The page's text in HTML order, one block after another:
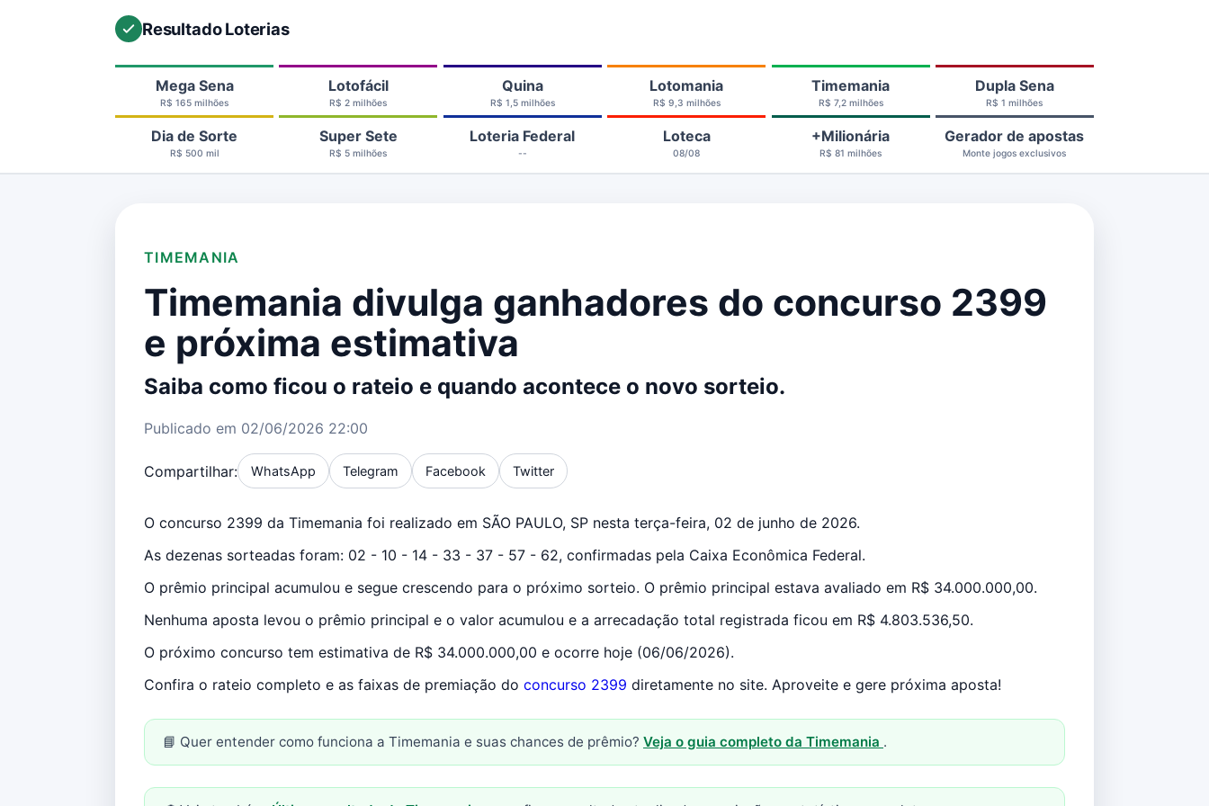
Resultado Loterias
Mega Sena
R$ 165 milhões
Lotofácil
R$ 2 milhões
Quina
R$ 1,5 milhões
Lotomania
R$ 9,3 milhões
Timemania
R$ 7,2 milhões
Dupla Sena
R$ 1 milhões
Dia de Sorte
R$ 500 mil
Super Sete
R$ 5 milhões
Loteria Federal
--
Loteca
08/08
+Milionária
R$ 81 milhões
Gerador de apostas
Monte jogos exclusivos
TIMEMANIA
Timemania divulga ganhadores do concurso 2399
e próxima estimativa
Saiba como ficou o rateio e quando acontece o novo sorteio.
Publicado em 02/06/2026 22:00
Compartilhar: WhatsApp Telegram Facebook Twitter
O concurso 2399 da Timemania foi realizado em SÃO PAULO, SP nesta terça-feira, 02 de junho de 2026.
As dezenas sorteadas foram: 02 - 10 - 14 - 33 - 37 - 57 - 62, confirmadas pela Caixa Econômica Federal.
O prêmio principal acumulou e segue crescendo para o próximo sorteio. O prêmio principal estava avaliado em R$ 34.000.000,00.
Nenhuma aposta levou o prêmio principal e o valor acumulou e a arrecadação total registrada ficou em R$ 4.803.536,50.
O próximo concurso tem estimativa de R$ 34.000.000,00 e ocorre hoje (06/06/2026).
Confira o rateio completo e as faixas de premiação do concurso 2399 diretamente no site. Aproveite e gere próxima aposta!
📘 Quer entender como funciona a Timemania e suas chances de prêmio? Veja o guia completo da Timemania .